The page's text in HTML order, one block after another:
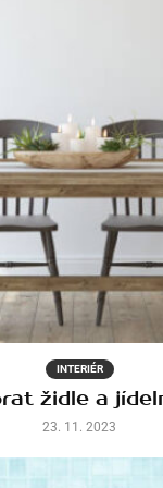
INTERIÉR
židle a
23. 11. 2023